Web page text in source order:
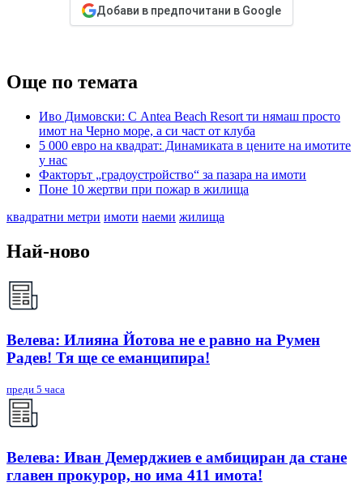
Добави в предпочитани в Google
Още по темата
Иво Димовски: С Antea Beach Resort ти нямаш просто
имот на Черно море, а си част от клуба
5 000 евро на квадрат: Динамиката в цените на имотите
у нас
Факторът „градоустройство“ за пазара на имоти
Поне 10 жертви при пожар в жилища
квадратни метри имоти наеми жилища
Най-ново
Велева: Илияна Йотова не е равно на Румен
Радев! Тя ще се еманципира!
преди 5 часа
Велева: Иван Демерджиев е амбициран да стане
главен прокурор, но има 411 имота!